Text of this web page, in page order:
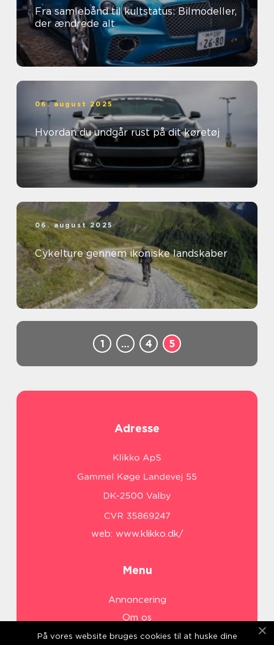
Fra samlebånd til kultstatus: Bilmodeller,
der ændrede alt
06. august 2025
Hvordan du undgår rust på dit køretøj
06. august 2025
Cykelture gennem ikoniske landskaber
1 … 4 5
Adresse
web: www.klikko.dk/
Menu
Annoncering
Om os
Cookies
På vores website bruges cookies til at huske dine